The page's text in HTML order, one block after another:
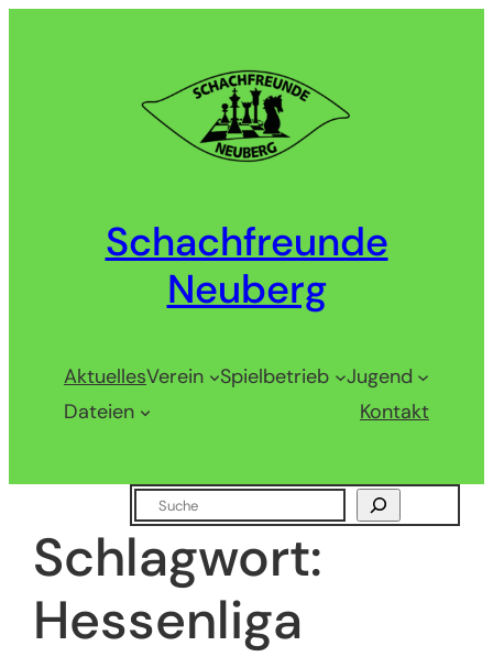
Schachfreunde
Neuberg
AktuellesVerein Spielbetrieb
Jugend
Dateien
Kontakt
Suchen
Schlagwort:
Hessenliga